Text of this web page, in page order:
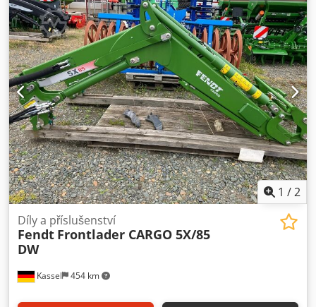
1 /2
Kassel 454 km
Díly a příslušenství
Fendt Frontlader CARGO 5X/85
DW